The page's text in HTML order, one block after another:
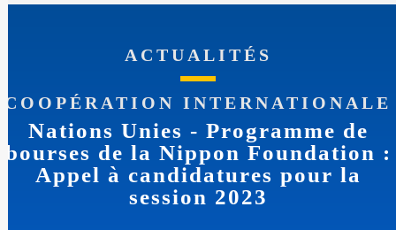
ACTUALITÉS
COOPÉRATION INTERNATIONALE
Nations Unies - Programme de
bourses de la Nippon Foundation :
Appel à candidatures pour la
session 2023